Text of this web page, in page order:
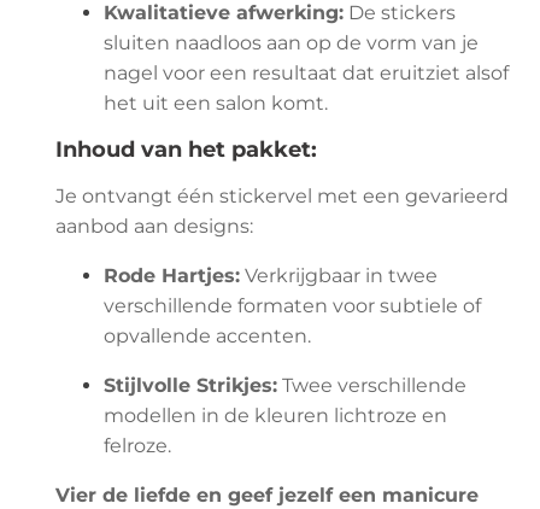
Kwalitatieve afwerking: De stickers
sluiten naadloos aan op de vorm van je
nagel voor een resultaat dat eruitziet alsof
het uit een salon komt.
Inhoud van het pakket:
Je ontvangt één stickervel met een gevarieerd
aanbod aan designs:
Rode Hartjes: Verkrijgbaar in twee
verschillende formaten voor subtiele of
opvallende accenten.
Stijlvolle Strikjes: Twee verschillende
modellen in de kleuren lichtroze en
felroze.
Vier de liefde en geef jezelf een manicure